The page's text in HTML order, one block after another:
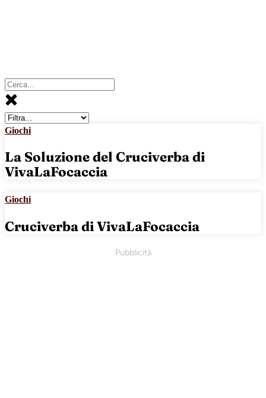
Giochi
La Soluzione del Cruciverba di
VivaLaFocaccia
Giochi
Cruciverba di VivaLaFocaccia
Pubblicità